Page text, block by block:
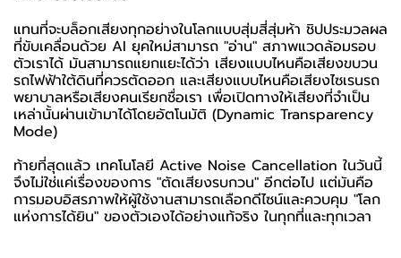
แทนที่จะบล็อกเสียงทุกอย่างในโลกแบบสุ่มสี่สุ่มห้า ชิปประมวลผล
ที่ขับเคลื่อนด้วย AI ยุคใหม่สามารถ "อ่าน" สภาพแวดล้อมรอบ
ตัวเราได้ มันสามารถแยกแยะได้ว่า เสียงแบบไหนคือเสียงขบวน
รถไฟฟ้าใต้ดินที่ควรตัดออก และเสียงแบบไหนคือเสียงไซเรนรถ
พยาบาลหรือเสียงคนเรียกชื่อเรา เพื่อเปิดทางให้เสียงที่จำเป็น
เหล่านั้นผ่านเข้ามาได้โดยอัตโนมัติ (Dynamic Transparency
Mode)
ท้ายที่สุดแล้ว เทคโนโลยี Active Noise Cancellation ในวันนี้
จึงไม่ใช่แค่เรื่องของการ "ตัดเสียงรบกวน" อีกต่อไป แต่มันคือ
การมอบอิสรภาพให้ผู้ใช้งานสามารถเลือกดีไซน์และควบคุม "โลก
แห่งการได้ยิน" ของตัวเองได้อย่างแท้จริง ในทุกที่และทุกเวลา